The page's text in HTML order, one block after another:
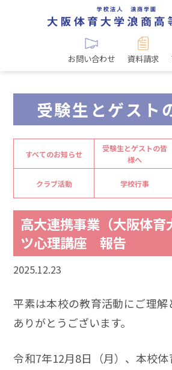
お問い合わせ 資料請求
受験生とゲスト
すべてのお知らせ
受験生とゲストの皆
様へ
クラブ活動 学校行事
高大連携事業（大阪体育
ツ心理講座 報告
2025.12.23
平素は本校の教育活動にご理解
ありがとうございます。
令和7年12月8日（月）、本校